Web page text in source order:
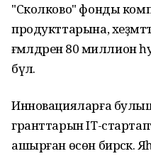
"Сколково" фонды
продукттарына,
ғәмәлдәренә 80
бүлә.
Инновацияларға
гранттарын IT-
ашырған өсөн бирәсәк.